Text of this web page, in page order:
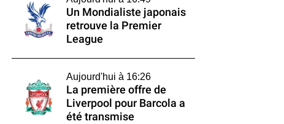
Un Mondialiste japonais
retrouve la Premier
League
Aujourd'hui à 16:26
La première offre de
Liverpool pour Barcola a
été transmise